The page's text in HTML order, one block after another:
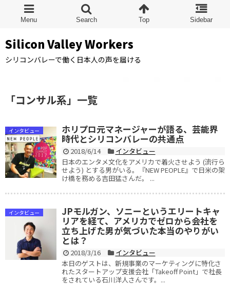
Silicon Valley Workers
シリコンバレーで働く日本人の声を届ける
「コンサル系」 一覧
インタビュー ホリプロ元マネージャーが語る、芸能界
時代とシリコンバレーの共通点
2018/6/14
インタビュー
日本のエンタメ文化をアメリカで着火させよう (流行ら
せよう) とする男がいる。『NEW PEOPLE』で日米の架
け橋を務める吉田猛さんだ。 ...
インタビュー JPモルガン、ソニーというエリートキャ
リアを経て、アメリカでゼロから会社を
立ち上げた男が気づいた本当のやりがい
とは？
2018/3/16
インタビュー
本日のゲストは、新規事業のマーケティングに特化さ
れたスタートアップ支援会社「Takeoff Point」で社長
をされている石川洋人さんです。...